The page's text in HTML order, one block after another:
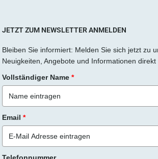
s
s
e
d
l
e
JETZT ZUM NEWSLETTER ANMELDEN
Bleiben Sie informiert: Melden Sie sich jetzt zu
Neuigkeiten, Angebote und Informationen
Vollständiger Name *
Email *